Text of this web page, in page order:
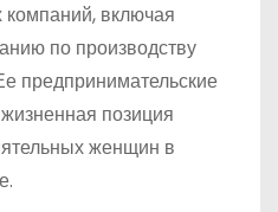
компаний, включая
по производству
предпринимательские
позиция
женщин в